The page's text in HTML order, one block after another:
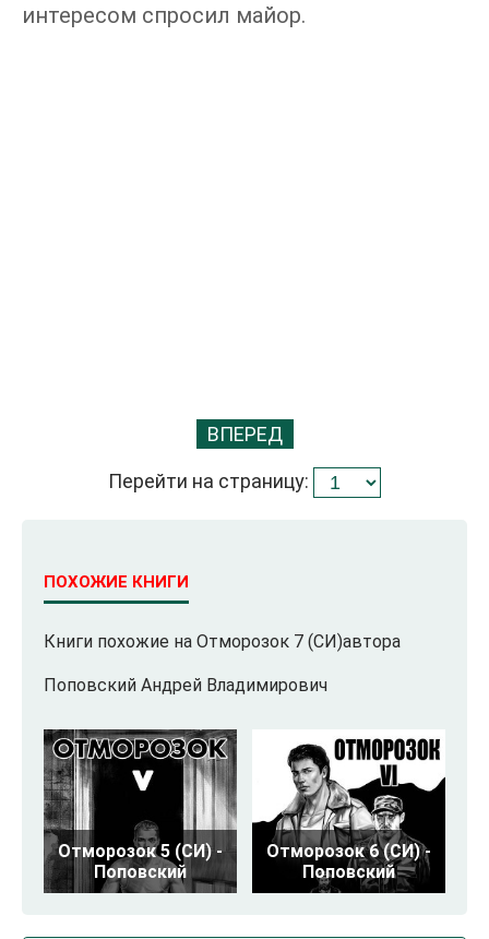
интересом спросил майор.
ВПЕРЕД
Перейти на страницу:
ПОХОЖИЕ КНИГИ
Книги похожие на Отморозок 7 (СИ)автора
Поповский Андрей Владимирович
Отморозок 5 (СИ) -
Поповский
Отморозок 6 (СИ) -
Поповский